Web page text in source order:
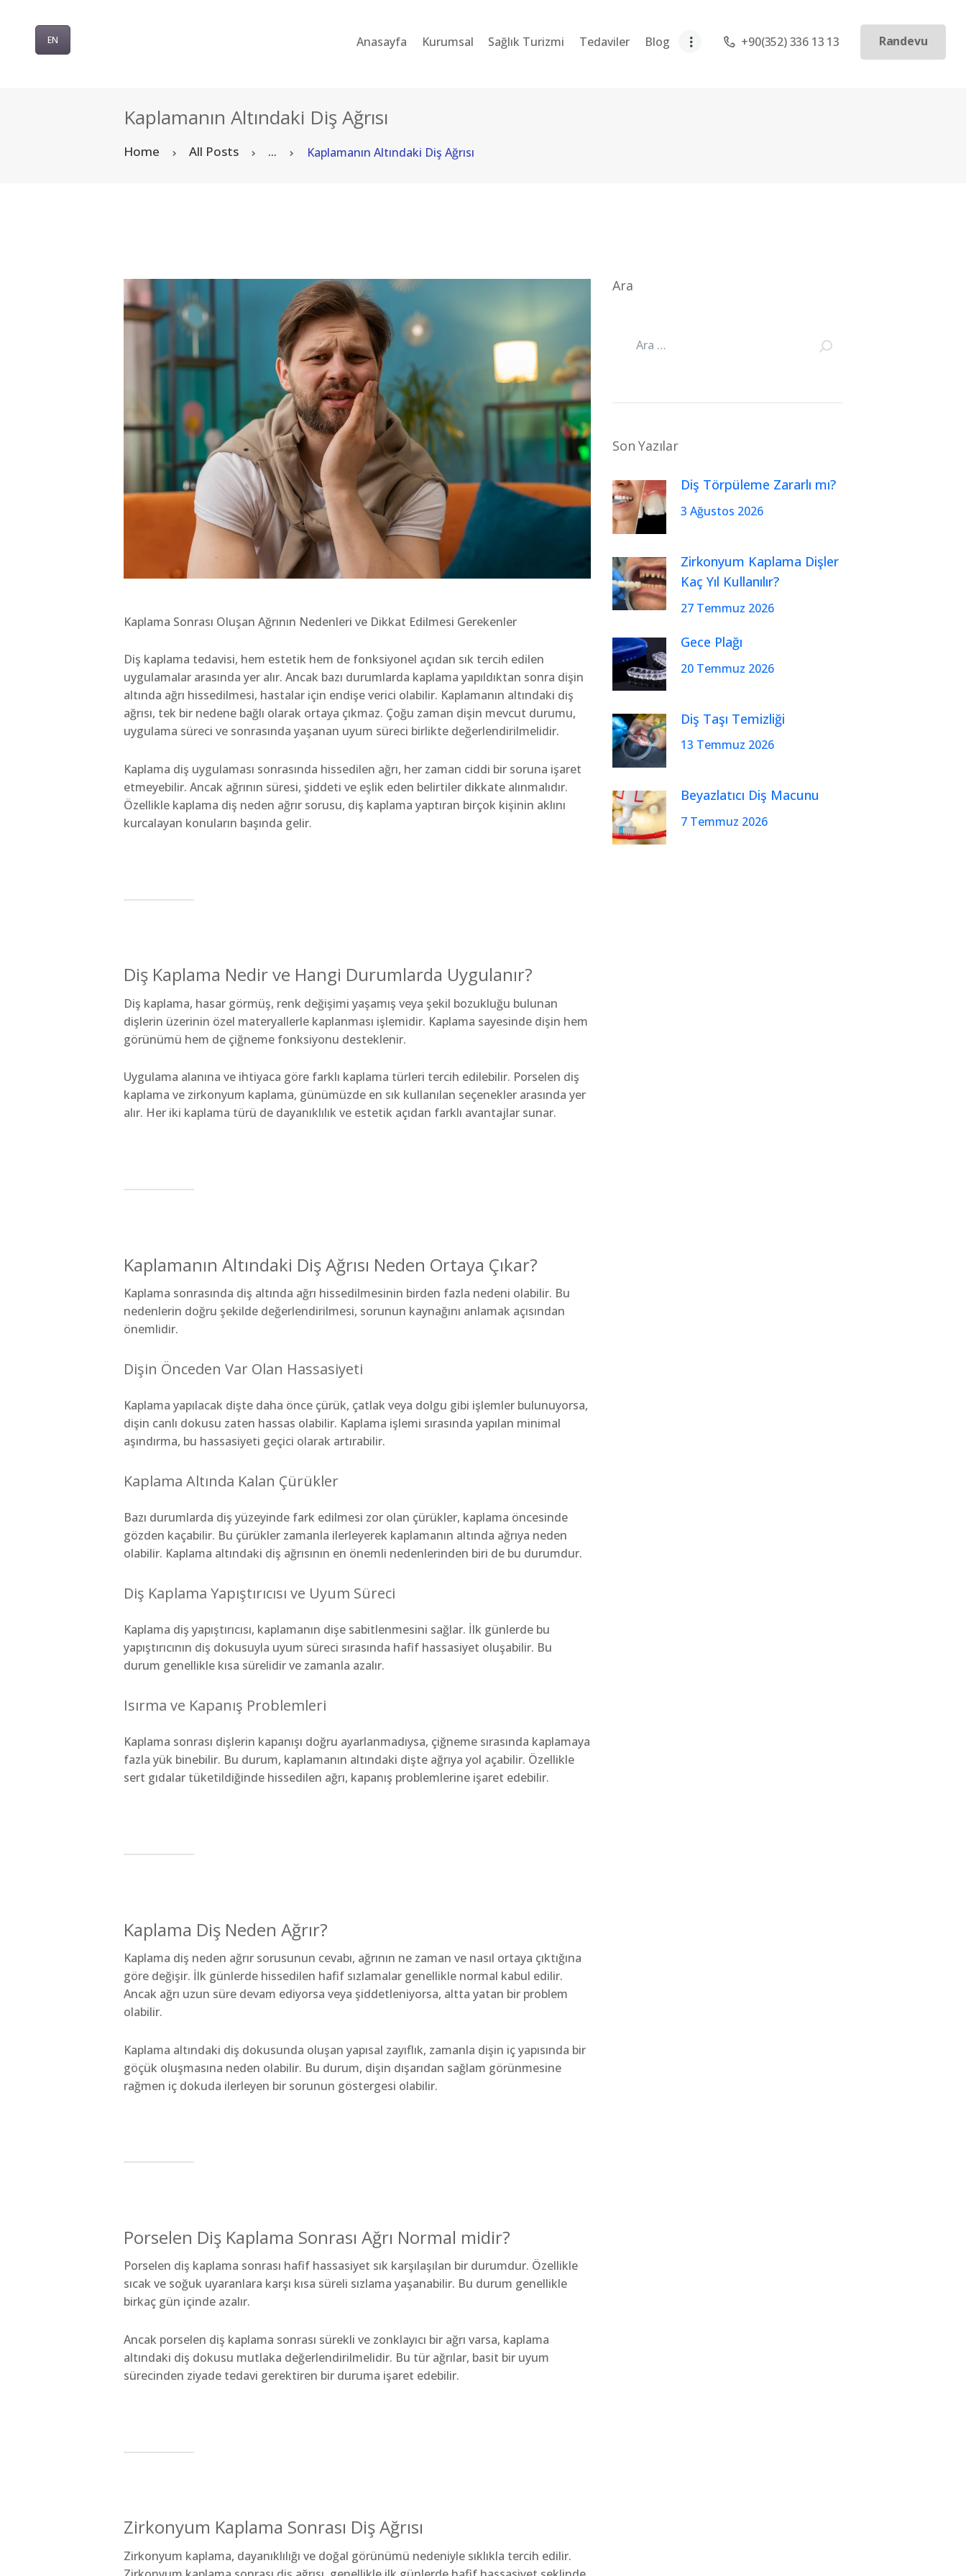
EN Anasayfa Kurumsal Sağlık Turizmi Tedaviler Blog +90(352) 336 13 13 Randevu
Kaplamanın Altındaki Diş Ağrısı
Home All Posts ... Kaplamanın Altındaki Diş Ağrısı
Kaplama Sonrası Oluşan Ağrının Nedenleri ve Dikkat Edilmesi Gerekenler
Diş kaplama tedavisi, hem estetik hem de fonksiyonel açıdan sık tercih edilen
uygulamalar arasında yer alır. Ancak bazı durumlarda kaplama yapıldıktan sonra dişin
altında ağrı hissedilmesi, hastalar için endişe verici olabilir. Kaplamanın altındaki diş
ağrısı, tek bir nedene bağlı olarak ortaya çıkmaz. Çoğu zaman dişin mevcut durumu,
uygulama süreci ve sonrasında yaşanan uyum süreci birlikte değerlendirilmelidir.
Kaplama diş uygulaması sonrasında hissedilen ağrı, her zaman ciddi bir soruna işaret
etmeyebilir. Ancak ağrının süresi, şiddeti ve eşlik eden belirtiler dikkate alınmalıdır.
Özellikle kaplama diş neden ağrır sorusu, diş kaplama yaptıran birçok kişinin aklını
kurcalayan konuların başında gelir.
Diş Kaplama Nedir ve Hangi Durumlarda Uygulanır?
Diş kaplama, hasar görmüş, renk değişimi yaşamış veya şekil bozukluğu bulunan
dişlerin üzerinin özel materyallerle kaplanması işlemidir. Kaplama sayesinde dişin hem
görünümü hem de çiğneme fonksiyonu desteklenir.
Uygulama alanına ve ihtiyaca göre farklı kaplama türleri tercih edilebilir. Porselen diş
kaplama ve zirkonyum kaplama, günümüzde en sık kullanılan seçenekler arasında yer
alır. Her iki kaplama türü de dayanıklılık ve estetik açıdan farklı avantajlar sunar.
Kaplamanın Altındaki Diş Ağrısı Neden Ortaya Çıkar?
Kaplama sonrasında diş altında ağrı hissedilmesinin birden fazla nedeni olabilir. Bu
nedenlerin doğru şekilde değerlendirilmesi, sorunun kaynağını anlamak açısından
önemlidir.
Dişin Önceden Var Olan Hassasiyeti
Kaplama yapılacak dişte daha önce çürük, çatlak veya dolgu gibi işlemler bulunuyorsa,
dişin canlı dokusu zaten hassas olabilir. Kaplama işlemi sırasında yapılan minimal
aşındırma, bu hassasiyeti geçici olarak artırabilir.
Kaplama Altında Kalan Çürükler
Bazı durumlarda diş yüzeyinde fark edilmesi zor olan çürükler, kaplama öncesinde
gözden kaçabilir. Bu çürükler zamanla ilerleyerek kaplamanın altında ağrıya neden
olabilir. Kaplama altındaki diş ağrısının en önemli nedenlerinden biri de bu durumdur.
Diş Kaplama Yapıştırıcısı ve Uyum Süreci
Kaplama diş yapıştırıcısı, kaplamanın dişe sabitlenmesini sağlar. İlk günlerde bu
yapıştırıcının diş dokusuyla uyum süreci sırasında hafif hassasiyet oluşabilir. Bu
durum genellikle kısa sürelidir ve zamanla azalır.
Isırma ve Kapanış Problemleri
Kaplama sonrası dişlerin kapanışı doğru ayarlanmadıysa, çiğneme sırasında kaplamaya
fazla yük binebilir. Bu durum, kaplamanın altındaki dişte ağrıya yol açabilir. Özellikle
sert gıdalar tüketildiğinde hissedilen ağrı, kapanış problemlerine işaret edebilir.
Kaplama Diş Neden Ağrır?
Kaplama diş neden ağrır sorusunun cevabı, ağrının ne zaman ve nasıl ortaya çıktığına
göre değişir. İlk günlerde hissedilen hafif sızlamalar genellikle normal kabul edilir.
Ancak ağrı uzun süre devam ediyorsa veya şiddetleniyorsa, altta yatan bir problem
olabilir.
Kaplama altındaki diş dokusunda oluşan yapısal zayıflık, zamanla dişin iç yapısında bir
göçük oluşmasına neden olabilir. Bu durum, dişin dışarıdan sağlam görünmesine
rağmen iç dokuda ilerleyen bir sorunun göstergesi olabilir.
Porselen Diş Kaplama Sonrası Ağrı Normal midir?
Porselen diş kaplama sonrası hafif hassasiyet sık karşılaşılan bir durumdur. Özellikle
sıcak ve soğuk uyaranlara karşı kısa süreli sızlama yaşanabilir. Bu durum genellikle
birkaç gün içinde azalır.
Ancak porselen diş kaplama sonrası sürekli ve zonklayıcı bir ağrı varsa, kaplama
altındaki diş dokusu mutlaka değerlendirilmelidir. Bu tür ağrılar, basit bir uyum
sürecinden ziyade tedavi gerektiren bir duruma işaret edebilir.
Zirkonyum Kaplama Sonrası Diş Ağrısı
Zirkonyum kaplama, dayanıklılığı ve doğal görünümü nedeniyle sıklıkla tercih edilir.
Ara
Son Yazılar
Diş Törpüleme Zararlı mı?
3 Ağustos 2026
Zirkonyum Kaplama Dişler
Kaç Yıl Kullanılır?
27 Temmuz 2026
Gece Plağı
20 Temmuz 2026
Diş Taşı Temizliği
13 Temmuz 2026
Beyazlatıcı Diş Macunu
7 Temmuz 2026